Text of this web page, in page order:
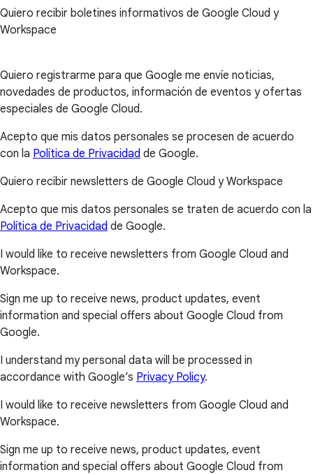
Quiero recibir boletines informativos de Google Cloud y
Workspace
Quiero registrarme para que Google me envíe noticias,
novedades de productos, información de eventos y ofertas
especiales de Google Cloud.
Acepto que mis datos personales se procesen de acuerdo
con la Política de Privacidad de Google.
Quiero recibir newsletters de Google Cloud y Workspace
Acepto que mis datos personales se traten de acuerdo con la
Política de Privacidad de Google.
I would like to receive newsletters from Google Cloud and
Workspace.
Sign me up to receive news, product updates, event
information and special offers about Google Cloud from
Google.
I understand my personal data will be processed in
accordance with Google’s Privacy Policy.
I would like to receive newsletters from Google Cloud and
Workspace.
Sign me up to receive news, product updates, event
information and special offers about Google Cloud from